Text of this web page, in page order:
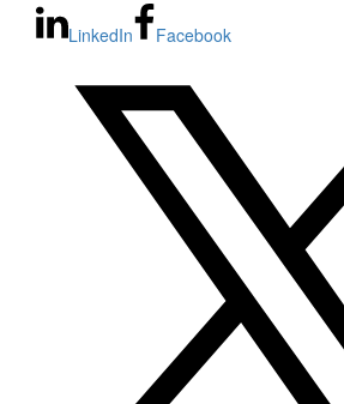
LinkedIn Facebook